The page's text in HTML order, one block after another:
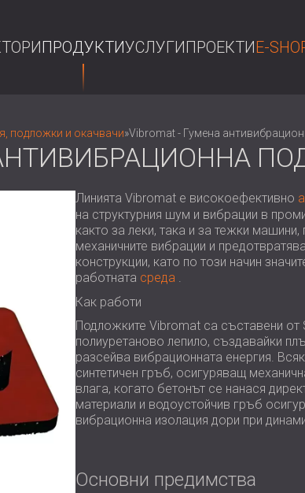
ПРОДУКТИУСЛУГИПРОЕКТИE-
подложки и окачвачи»Vibromat - Гумена
АНТИВИБРАЦИОННА
Линията Vibromat е високоефективно
на структурния шум и вибрации в
както за леки, така и за тежки
механичните вибрации и
конструкции, като по този начин
работната среда .
Как работи
Подложките Vibromat са съставени от
полиуретаново лепило, създавайки
разсейва вибрационната енергия.
синтетичен гръб, осигуряващ
влага, когато бетонът се нанася
материали и водоустойчив гръб
вибрационна изолация дори при
Основни предимства